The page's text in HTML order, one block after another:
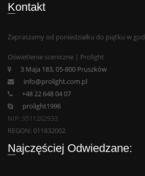
Kontakt
Zapraszamy od poniedziałku do piątku w
Oświetlenie sceniczne | Prolight
3 Maja 183, 05-800 Pruszków
info@prolight.com.pl
+48 22 648 04 07
prolight1996
NIP: 9511202933
REGON: 011832002
Najczęściej Odwiedzane: